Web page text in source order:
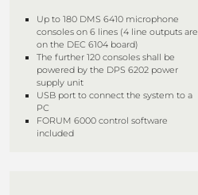
Up to 180 DMS 6410 microphone
consoles on 6 lines (4 line outputs are
on the DEC 6104 board)
The further 120 consoles shall be
powered by the DPS 6202 power
supply unit
USB port to connect the system to a
PC
FORUM 6000 control software
included